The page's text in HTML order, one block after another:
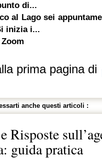
di...
al Lago sei
inizia i...
prima pagina di
anche questi articoli :
Risposte
guida pratica